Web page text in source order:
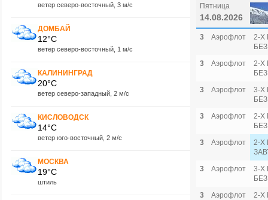
ветер северо-восточный, 3 м/с
ДОМБАЙ
12°C
ветер северо-восточный, 1 м/с
КАЛИНИНГРАД
20°C
ветер северо-западный, 2 м/с
КИСЛОВОДСК
14°C
ветер юго-восточный, 2 м/с
МОСКВА
19°C
штиль
Пятница
14.08.2026
3 Аэрофлот
2-Х
3
Аэрофлот
2-Х
3
Аэрофлот
3-Х
3
Аэрофлот
2-Х
3
Аэрофлот
2-Х
3
Аэрофлот
3-Х
3
Аэрофлот
2-Х